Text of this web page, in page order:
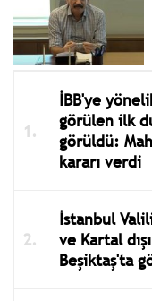
İBB'ye
görülen ilk
görüldü:
kararı verdi
İstanbul
ve Kartal
Beşiktaş'ta